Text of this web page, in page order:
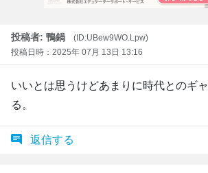
投稿者: 鴨鍋
(ID:UBew9WO.Lpw)
投稿日時：2025年 07月 13日 13:16
いいとは思うけどあまりに時代とのギ
る。
返信する